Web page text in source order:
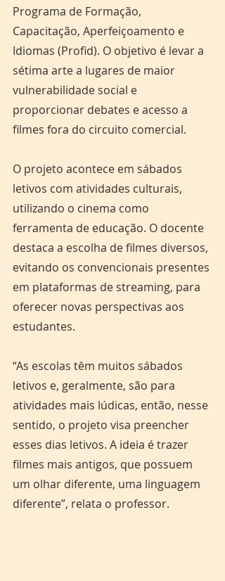
Programa de Formação,
Capacitação, Aperfeiçoamento e
Idiomas (Profid). O objetivo é levar a
sétima arte a lugares de maior
vulnerabilidade social e
proporcionar debates e acesso a
filmes fora do circuito comercial.
O projeto acontece em sábados
letivos com atividades culturais,
utilizando o cinema como
ferramenta de educação. O docente
destaca a escolha de filmes diversos,
evitando os convencionais presentes
em plataformas de streaming, para
oferecer novas perspectivas aos
estudantes.
“As escolas têm muitos sábados
letivos e, geralmente, são para
atividades mais lúdicas, então, nesse
sentido, o projeto visa preencher
esses dias letivos. A ideia é trazer
filmes mais antigos, que possuem
um olhar diferente, uma linguagem
diferente”, relata o professor.